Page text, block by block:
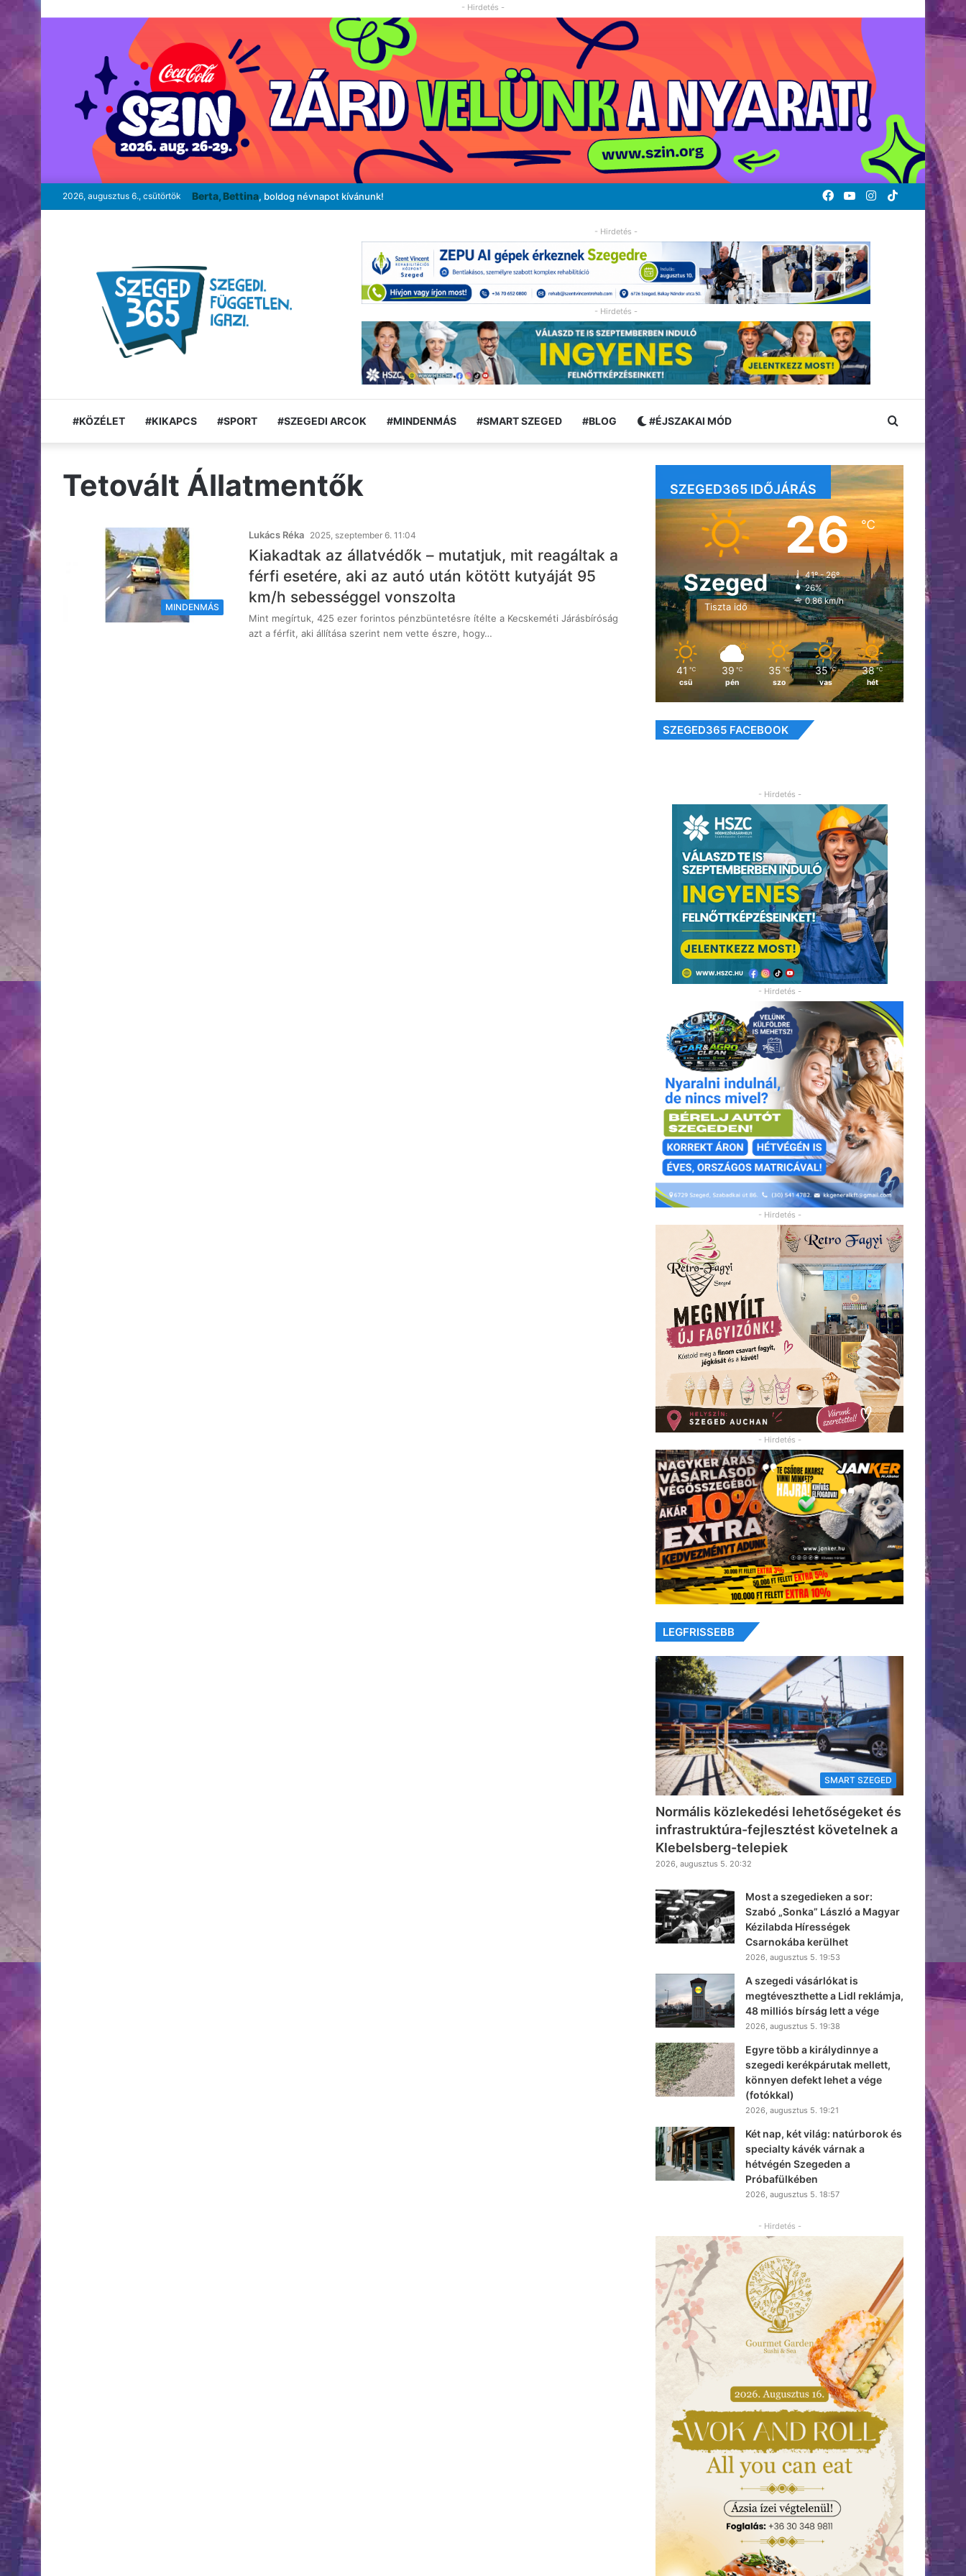
- Hirdetés -
2026, augusztus 6., csütörtök Berta, Bettina, boldog névnapot kívánunk! TikTok
Instagram
YouTube
Facebook
- Hirdetés -
- Hirdetés -
#KÖZÉLET #KIKAPCS #SPORT #SZEGEDI ARCOK #MINDENMÁS #SMART SZEGED #BLOG #ÉJSZAKAI MÓD Keresés:
Tetovált Állatmentők
MINDENMÁS
Lukács Réka 2025, szeptember 6. 11:04
Kiakadtak az állatvédők – mutatjuk, mit reagáltak a
férfi esetére, aki az autó után kötött kutyáját 95
km/h sebességgel vonszolta
Mint megírtuk, 425 ezer forintos pénzbüntetésre ítélte a Kecskeméti Járásbíróság
azt a férfit, aki állítása szerint nem vette észre, hogy…
SZEGED365 IDŐJÁRÁS
Szeged
Tiszta idő
26℃
41º - 26º
26%
0.86 km/h
41 ℃
csü
39 ℃
pén
35 ℃
szo
35 ℃
vas
38 ℃
hét
SZEGED365 FACEBOOK
- Hirdetés -
- Hirdetés -
- Hirdetés -
- Hirdetés -
LEGFRISSEBB
SMART SZEGED
Normális közlekedési lehetőségeket és
infrastruktúra-fejlesztést követelnek a
Klebelsberg-telepiek
2026, augusztus 5. 20:32
Most a szegedieken a sor:
Szabó „Sonka” László a Magyar
Kézilabda Hírességek
Csarnokába kerülhet
2026, augusztus 5. 19:53
A szegedi vásárlókat is
megtéveszthette a Lidl reklámja,
48 milliós bírság lett a vége
2026, augusztus 5. 19:38
Egyre több a királydinnye a
szegedi kerékpárutak mellett,
könnyen defekt lehet a vége
(fotókkal)
2026, augusztus 5. 19:21
Két nap, két világ: natúrborok és
specialty kávék várnak a
hétvégén Szegeden a
Próbafülkében
2026, augusztus 5. 18:57
- Hirdetés -